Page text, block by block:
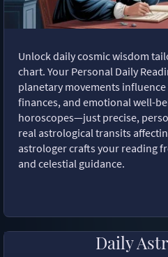
Unlock daily cosmic wisdom
chart. Your Personal Daily
planetary movements
finances, and emotional well-
horoscopes—just precise,
real astrological transits
astrologer crafts your reading
and celestial guidance.
Daily